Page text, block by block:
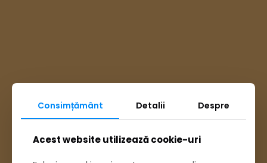
Ai întrebări? Accesează
Consimțământ Detalii Despre
Acest website utilizează cookie-uri